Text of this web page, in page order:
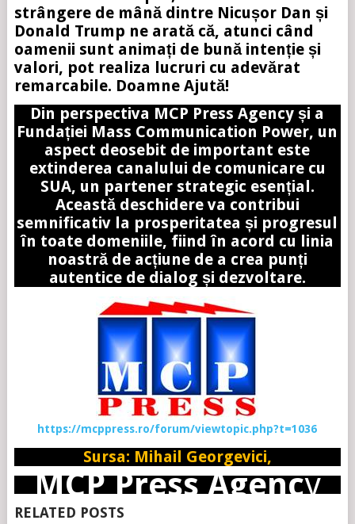
strângere de mână dintre Nicușor Dan și
Donald Trump ne arată că, atunci când
oamenii sunt animați de bună intenție și
valori, pot realiza lucruri cu adevărat
remarcabile. Doamne Ajută!
Din perspectiva MCP Press Agency și a
Fundației Mass Communication Power, un
aspect deosebit de important este
extinderea canalului de comunicare cu
SUA, un partener strategic esențial.
Această deschidere va contribui
semnificativ la prosperitatea și progresul
în toate domeniile, fiind în acord cu linia
noastră de acțiune de a crea punți
autentice de dialog și dezvoltare.
https://mcppress.ro/forum/viewtopic.php?t=1036
Sursa: Mihail Georgevici,
MCP Press Agency
RELATED POSTS